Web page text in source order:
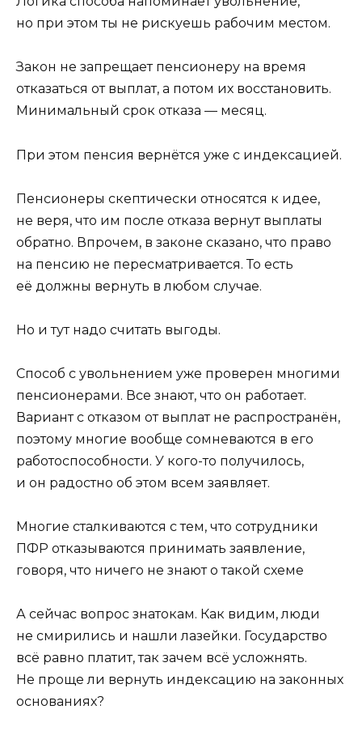
но при этом ты не рискуешь рабочим местом.
Закон не запрещает пенсионеру на время
отказаться от выплат, а потом их восстановить.
Минимальный срок отказа — месяц.
При этом пенсия вернётся уже с индексацией.
Пенсионеры скептически относятся к идее,
не веря, что им после отказа вернут выплаты
обратно. Впрочем, в законе сказано, что право
на пенсию не пересматривается. То есть
её должны вернуть в любом случае.
Но и тут надо считать выгоды.
Способ с увольнением уже проверен многими
пенсионерами. Все знают, что он работает.
Вариант с отказом от выплат не распространён,
поэтому многие вообще сомневаются в его
работоспособности. У кого-то получилось,
и он радостно об этом всем заявляет.
Многие сталкиваются с тем, что сотрудники
ПФР отказываются принимать заявление,
говоря, что ничего не знают о такой схеме
А сейчас вопрос знатокам. Как видим, люди
не смирились и нашли лазейки. Государство
всё равно платит, так зачем всё усложнять.
Не проще ли вернуть индексацию на законных
основаниях?